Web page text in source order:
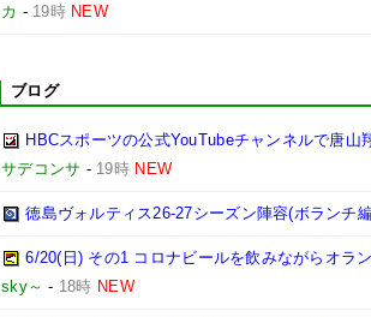
カ - 19時 NEW
ブログ
HBCスポーツの公式YouTubeチャンネルで唐
サデコンサ - 19時 NEW
徳島ヴォルティス26-27シーズン陣容(ボランチ
6/20(日) その1 コロナビールを飲みながらオラ
sky～ - 18時 NEW